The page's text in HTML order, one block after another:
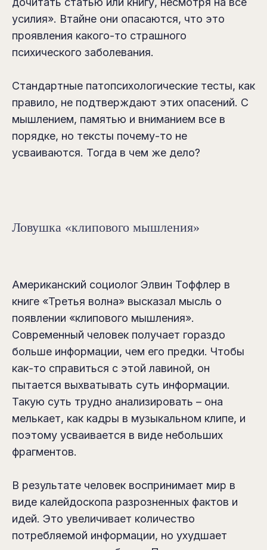
усилия». Втайне они опасаются, что это
проявления какого-то страшного
психического заболевания.
Стандартные патопсихологические тесты, как
правило, не подтверждают этих опасений. С
мышлением, памятью и вниманием все в
порядке, но тексты почему-то не
усваиваются. Тогда в чем же дело?
Ловушка «клипового мышления»
Американский социолог Элвин Тоффлер в
книге «Третья волна» высказал мысль о
появлении «клипового мышления».
Современный человек получает гораздо
больше информации, чем его предки. Чтобы
как-то справиться с этой лавиной, он
пытается выхватывать суть информации.
Такую суть трудно анализировать – она
мелькает, как кадры в музыкальном клипе, и
поэтому усваивается в виде небольших
фрагментов.
В результате человек воспринимает мир в
виде калейдоскопа разрозненных фактов и
идей. Это увеличивает количество
потребляемой информации, но ухудшает